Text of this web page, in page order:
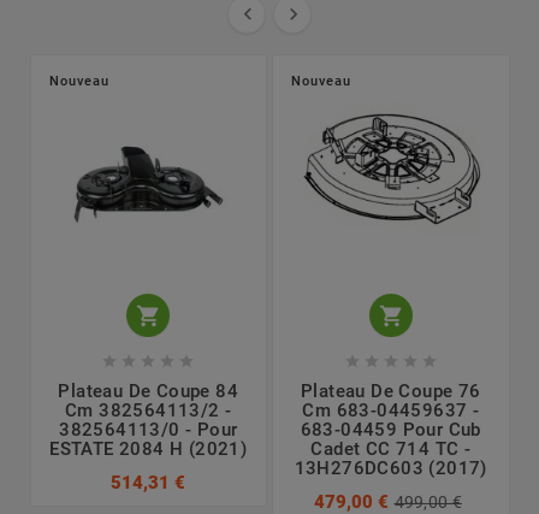
 
Nouveau

    
Plateau De Coupe 84
Cm 382564113/2 -
382564113/0 - Pour
ESTATE 2084 H (2021)
514,31 €
Nouveau

    
Plateau De Coupe 76
Cm 683-04459637 -
683-04459 Pour Cub
Cadet CC 714 TC -
13H276DC603 (2017)
479,00 € 499,00 €